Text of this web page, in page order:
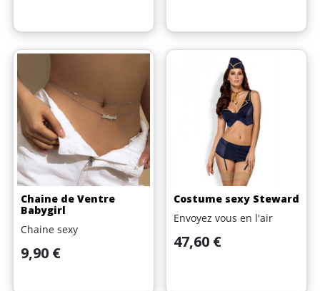
Chaine de Ventre
Babygirl
Chaine sexy
Prix
9,90 €
Costume sexy Steward
Envoyez vous en l'air
Prix
47,60 €